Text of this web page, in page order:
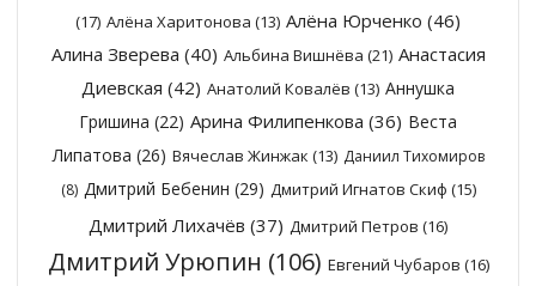
(17) Алёна Харитонова (13) Алёна Юрченко (46)
Алина Зверева (40) Альбина Вишнёва (21) Анастасия
Диевская (42) Анатолий Ковалёв (13) Аннушка
Гришина (22) Арина Филипенкова (36) Веста
Липатова (26) Вячеслав Жинжак (13) Даниил Тихомиров
(8) Дмитрий Бебенин (29) Дмитрий Игнатов Скиф (15)
Дмитрий Лихачёв (37) Дмитрий Петров (16)
Дмитрий Урюпин (106) Евгений Чубаров (16)